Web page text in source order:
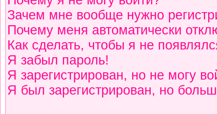
Зачем мне вообще нужно
Почему меня автоматически
Как сделать, чтобы я не
Я забыл пароль!
Я зарегистрирован, но не могу
Я был зарегистрирован, но